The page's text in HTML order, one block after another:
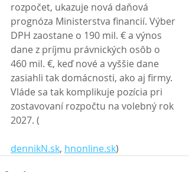
rozpočet, ukazuje nová daňová
prognóza Ministerstva financií. Výber
DPH zaostane o 190 mil. € a výnos
dane z príjmu právnických osôb o
460 mil. €, keď nové a vyššie dane
zasiahli tak domácnosti, ako aj firmy.
Vláde sa tak komplikuje pozícia pri
zostavovaní rozpočtu na volebný rok
2027. (
dennikN.sk, hnonline.sk)